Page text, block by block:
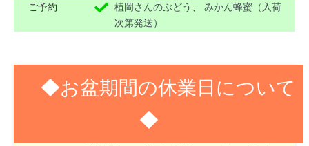
ご予約
植岡さんのぶどう 、みかん蜂蜜（入荷
次第発送）
◆お盆期間の休業日について
◆
８月１３日(木)～１６日(日)はお盆期間のため休業